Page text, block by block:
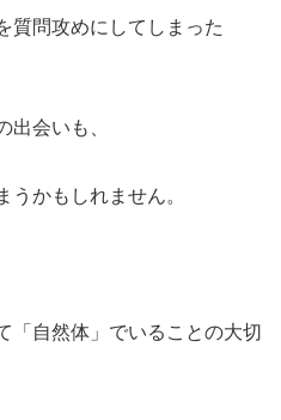
質問攻めにしてしまった
出会いも、
うかもしれません。
「自然体」でいることの大切